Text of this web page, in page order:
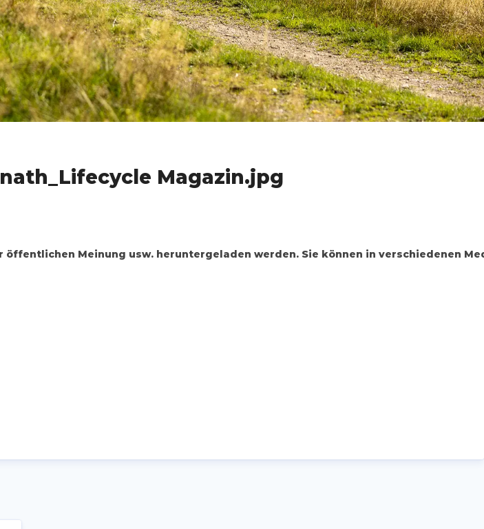
Magazin.jpg
Meinung usw. heruntergeladen werden. Sie können in